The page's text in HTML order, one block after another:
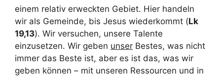
einem relativ erweckten Gebiet. Hier handeln
wir als Gemeinde, bis Jesus wiederkommt (Lk
19,13). Wir versuchen, unsere Talente
einzusetzen. Wir geben unser Bestes, was nicht
immer das Beste ist, aber es ist das, was wir
geben können – mit unseren Ressourcen und in